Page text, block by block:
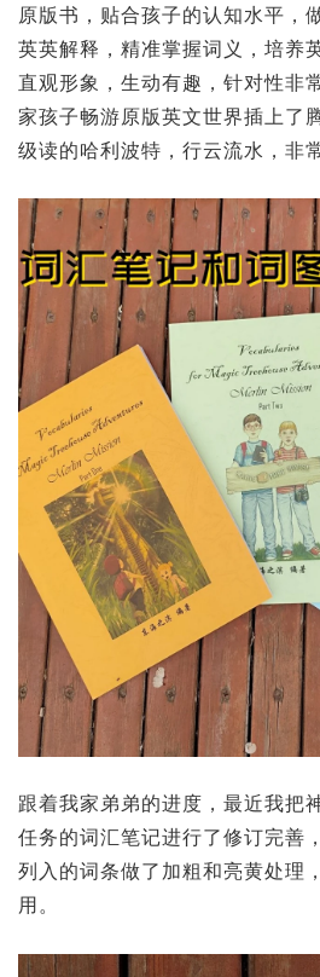
原版书，贴合孩子的认知水平，
英英解释，精准掌握词义，培养
直观形象，生动有趣，针对性非
家孩子畅游原版英文世界插上了
级读的哈利波特，行云流水，非
跟着我家弟弟的进度，最近我把
任务的词汇笔记进行了修订完善
列入的词条做了加粗和亮黄处理
用。